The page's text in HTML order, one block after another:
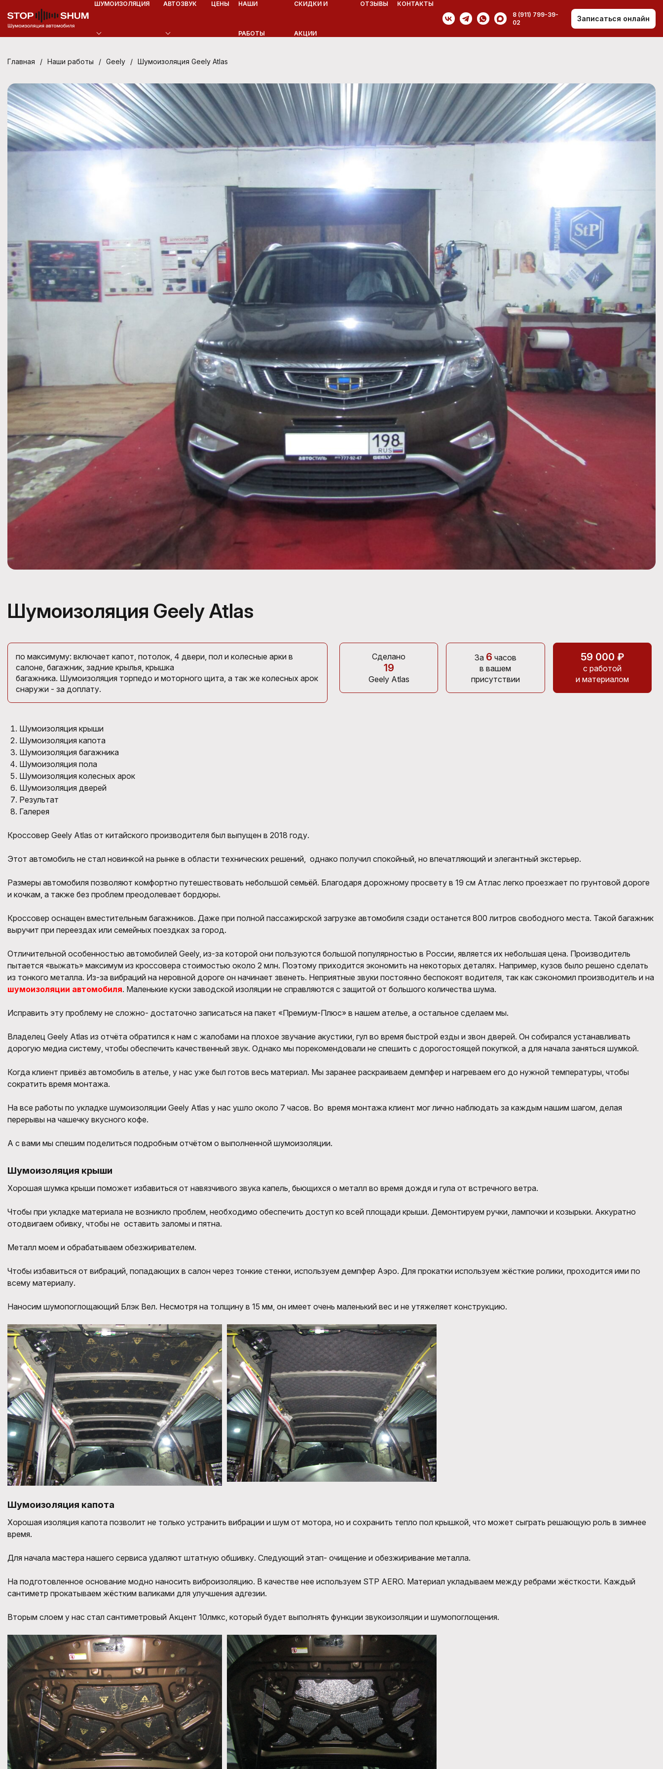
ШУМОИЗОЛЯЦИЯ АВТОЗВУК ЦЕНЫ НАШИ
РАБОТЫ
СКИДКИ И
АКЦИИ
ОТЗЫВЫ
КОНТАКТЫ
8 (911) 799-39-
02
Записаться онлайн
Главная / Наши работы / Geely / Шумоизоляция Geely Atlas
Шумоизоляция Geely Atlas
по максимуму: включает капот, потолок, 4 двери, пол и колесные арки в
салоне, багажник, задние крылья, крышка
багажника. Шумоизоляция торпедо и моторного щита, а так же колесных арок
снаружи - за доплату.
Сделано
19
Geely Atlas
За 6 часов
в вашем
присутствии
59 000 ₽
с работой
и материалом
Шумоизоляция крыши
Шумоизоляция капота
Шумоизоляция багажника
Шумоизоляция пола
Шумоизоляция колесных арок
Шумоизоляция дверей
Результат
Галерея
Кроссовер Geely Atlas от китайского производителя был выпущен в 2018 году.
Этот автомобиль не стал новинкой на рынке в области технических решений, однако получил спокойный, но впечатляющий и элегантный экстерьер.
Размеры автомобиля позволяют комфортно путешествовать небольшой семьёй. Благодаря дорожному просвету в 19 см Атлас легко проезжает по грунтовой дороге
и кочкам, а также без проблем преодолевает бордюры.
Кроссовер оснащен вместительным багажников. Даже при полной пассажирской загрузке автомобиля сзади останется 800 литров свободного места. Такой багажник
выручит при переездах или семейных поездках за город.
Отличительной особенностью автомобилей Geely, из-за которой они пользуются большой популярностью в России, является их небольшая цена. Производитель
пытается «выжать» максимум из кроссовера стоимостью около 2 млн. Поэтому приходится экономить на некоторых деталях. Например, кузов было решено сделать
из тонкого металла. Из-за вибраций на неровной дороге он начинает звенеть. Неприятные звуки постоянно беспокоят водителя, так как сэкономил производитель и на
шумоизоляции автомобиля. Маленькие куски заводской изоляции не справляются с защитой от большого количества шума.
Исправить эту проблему не сложно- достаточно записаться на пакет «Премиум-Плюс» в нашем ателье, а остальное сделаем мы.
Владелец Geely Atlas из отчёта обратился к нам с жалобами на плохое звучание акустики, гул во время быстрой езды и звон дверей. Он собирался устанавливать
дорогую медиа систему, чтобы обеспечить качественный звук. Однако мы порекомендовали не спешить с дорогостоящей покупкой, а для начала заняться шумкой.
Когда клиент привёз автомобиль в ателье, у нас уже был готов весь материал. Мы заранее раскраиваем демпфер и нагреваем его до нужной температуры, чтобы
сократить время монтажа.
На все работы по укладке шумоизоляции Geely Atlas у нас ушло около 7 часов. Во время монтажа клиент мог лично наблюдать за каждым нашим шагом, делая
перерывы на чашечку вкусного кофе.
А с вами мы спешим поделиться подробным отчётом о выполненной шумоизоляции.
Шумоизоляция крыши
Хорошая шумка крыши поможет избавиться от навязчивого звука капель, бьющихся о металл во время дождя и гула от встречного ветра.
Чтобы при укладке материала не возникло проблем, необходимо обеспечить доступ ко всей площади крыши. Демонтируем ручки, лампочки и козырьки. Аккуратно
отодвигаем обивку, чтобы не оставить заломы и пятна.
Металл моем и обрабатываем обезжиривателем.
Чтобы избавиться от вибраций, попадающих в салон через тонкие стенки, используем демпфер Аэро. Для прокатки используем жёсткие ролики, проходится ими по
всему материалу.
Наносим шумопоглощающий Блэк Вел. Несмотря на толщину в 15 мм, он имеет очень маленький вес и не утяжеляет конструкцию.
Шумоизоляция капота
Хорошая изоляция капота позволит не только устранить вибрации и шум от мотора, но и сохранить тепло пол крышкой, что может сыграть решающую роль в зимнее
время.
Для начала мастера нашего сервиса удаляют штатную обшивку. Следующий этап- очищение и обезжиривание металла.
На подготовленное основание модно наносить виброизоляцию. В качестве нее используем STP AERO. Материал укладываем между ребрами жёсткости. Каждый
сантиметр прокатываем жёстким валиками для улучшения адгезии.
Вторым слоем у нас стал сантиметровый Акцент 10лмкс, который будет выполнять функции звукоизоляции и шумопоглощения.